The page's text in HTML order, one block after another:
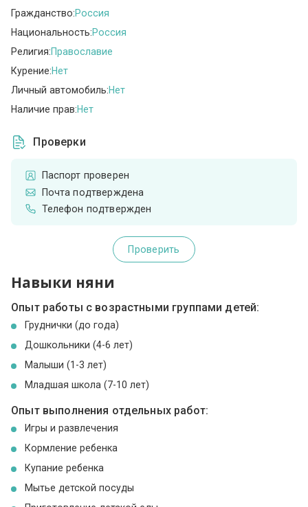
Гражданство:Россия
Национальность:Россия
Религия:Православие
Курение:Нет
Личный автомобиль:Нет
Наличие прав:Нет
Проверки
Паспорт проверен
Почта подтверждена
Телефон подтвержден
Проверить
Навыки няни
Опыт работы с возрастными группами детей:
Груднички (до года)
Дошкольники (4-6 лет)
Малыши (1-3 лет)
Младшая школа (7-10 лет)
Опыт выполнения отдельных работ:
Игры и развлечения
Кормление ребенка
Купание ребенка
Мытье детской посуды